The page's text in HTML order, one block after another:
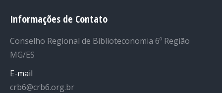
Informações de Contato
Conselho Regional de Biblioteconomia 6º Região
MG/ES
E-mail
crb6@crb6.org.br